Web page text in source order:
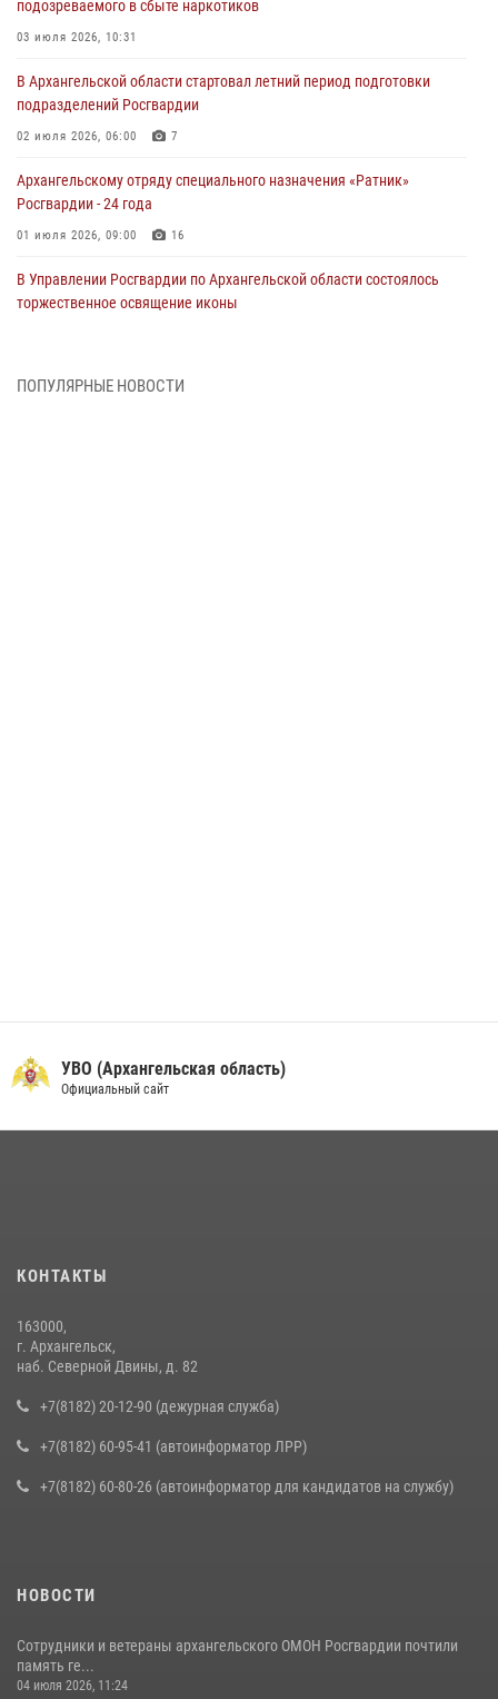
подозреваемого в сбыте наркотиков
03 июля 2026, 10:31
В Архангельской области стартовал летний период подготовки
подразделений Росгвардии
02 июля 2026, 06:00 7
Архангельскому отряду специального назначения «Ратник»
Росгвардии - 24 года
01 июля 2026, 09:00 16
В Управлении Росгвардии по Архангельской области состоялось
торжественное освящение иконы
Военнослужащие по призыву из Архангельской области приняли
ПОПУЛЯРНЫЕ НОВОСТИ
УВО (Архангельская область)
Официальный сайт
КОНТАКТЫ
163000,
г. Архангельск,
наб. Северной Двины, д. 82
+7(8182) 20-12-90 (дежурная служба)
+7(8182) 60-95-41 (автоинформатор ЛРР)
+7(8182) 60-80-26 (автоинформатор для кандидатов на службу)
НОВОСТИ
Сотрудники и ветераны архангельского ОМОН Росгвардии почтили
память ге...
04 июля 2026, 11:24